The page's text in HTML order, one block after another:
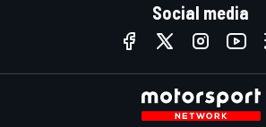
Social media